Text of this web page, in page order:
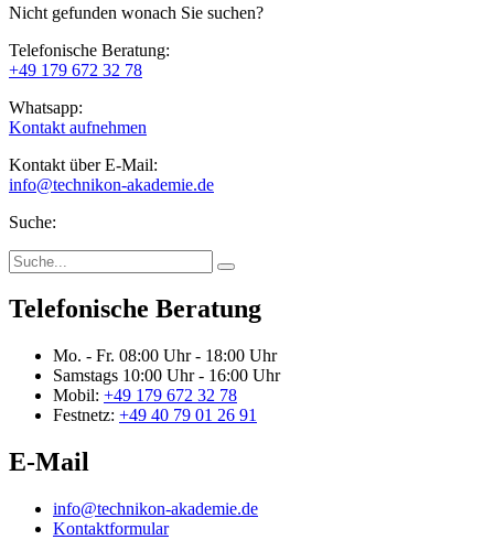
Nicht gefunden wonach Sie suchen?
Telefonische Beratung:
+49 179 672 32 78
Whatsapp:
Kontakt aufnehmen
Kontakt über E-Mail:
info@technikon-akademie.de
Suche:
Telefonische Beratung
Mo. - Fr. 08:00 Uhr - 18:00 Uhr
Samstags 10:00 Uhr - 16:00 Uhr
Mobil: +49 179 672 32 78
Festnetz: +49 40 79 01 26 91
E-Mail
info@technikon-akademie.de
Kontaktformular